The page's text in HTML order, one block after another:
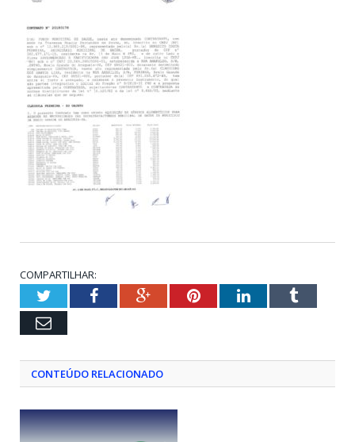
COMPARTILHAR:
TwitterFacebookGoogle+PinterestLinkedInTumblr
Email
CONTEÚDO RELACIONADO